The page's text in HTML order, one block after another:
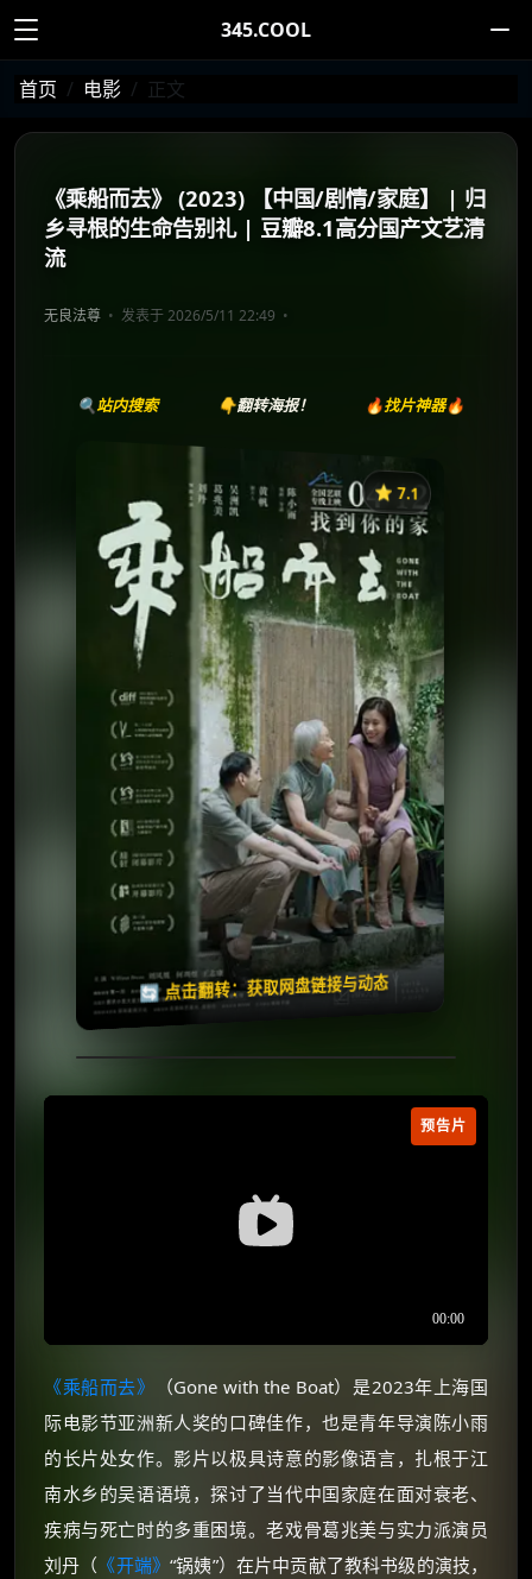
345.COOL
首页 电影 正文
《乘船而去》 (2023) 【中国/剧情/家庭】 | 归
乡寻根的生命告别礼 | 豆瓣8.1高分国产文艺清
流
无良法尊 发表于 2026/5/11 22:49
🔍站内搜索 👇翻转海报！ 🔥找片神器🔥
⭐️ 7.1
🔄 点击翻转：获取网盘链接与动态
《乘船而去》
⭐
收藏
⭐️ 评分：7.1 | 🎬 2024年
夸克网盘
失效请反馈
🧧️
天天领红包
预告片
《乘船而去》
（Gone with the Boat）是2023年上海国
际电影节亚洲新人奖的口碑佳作，也是青年导演陈小雨
的长片处女作。影片以极具诗意的影像语言，扎根于江
南水乡的吴语语境，探讨了当代中国家庭在面对衰老、
疾病与死亡时的多重困境。老戏骨葛兆美与实力派演员
刘丹（ 《开端》“锅姨”）在片中贡献了教科书级的演技，